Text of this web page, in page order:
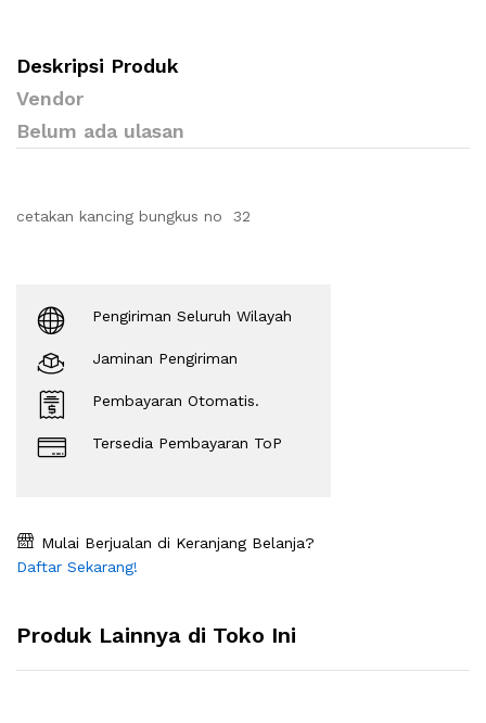
Deskripsi Produk
Vendor
Belum ada ulasan
cetakan kancing bungkus no 32
Pengiriman Seluruh Wilayah
Jaminan Pengiriman
Pembayaran Otomatis.
Tersedia Pembayaran ToP
Mulai Berjualan di Keranjang Belanja?
Daftar Sekarang!
Produk Lainnya di Toko Ini